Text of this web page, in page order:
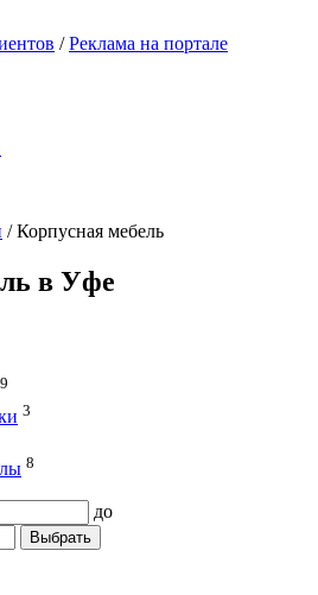
/Реклама на портале
/Корпусная мебель
в Уфе
3
8
до